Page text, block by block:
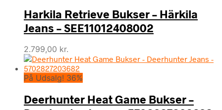
Harkila Retrieve Bukser – Härkila
Jeans – SEE11012408002
2.799,00 kr.
På Udsalg! 36%
Deerhunter Heat Game Bukser –